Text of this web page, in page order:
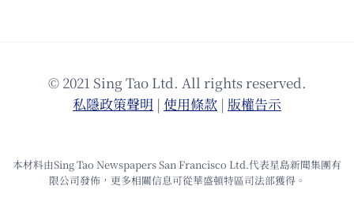
© 2021 Sing Tao Ltd. All rights reserved.
私隱政策聲明 | 使⽤條款 | 版權告⽰
本材料由Sing Tao Newspapers San Francisco Ltd.代表星島新聞集團有
限公司發佈，更多相關信息可從華盛頓特區司法部獲得。